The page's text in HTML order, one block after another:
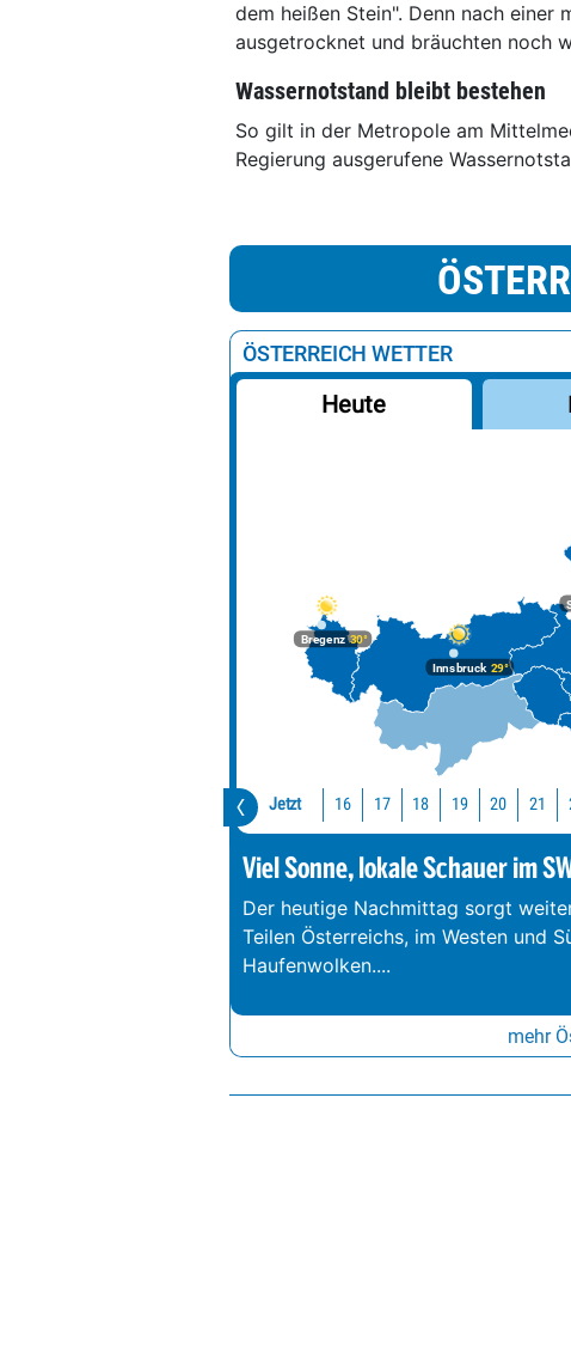
dem heißen Stein". Denn nach einer
ausgetrocknet und bräuchten noch
Wassernotstand bleibt bestehen
So gilt in der Metropole am
Regierung ausgerufene
ÖSTERREICH WETTER
Heute
Bregenz30°
Innsbruck29°
Jetzt 16 17 18 19 20 21
Viel Sonne, lokale Schauer im
Der heutige Nachmittag sorgt
Teilen Österreichs, im Westen und
Haufenwolken....
mehr